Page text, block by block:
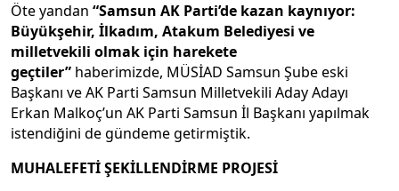
Öte yandan “Samsun AK Parti’de kazan kaynıyor:
Büyükşehir, İlkadım, Atakum Belediyesi ve
milletvekili olmak için harekete
geçtiler” haberimizde, MÜSİAD Samsun Şube eski
Başkanı ve AK Parti Samsun Milletvekili Aday Adayı
Erkan Malkoç’un AK Parti Samsun İl Başkanı yapılmak
istendiğini de gündeme getirmiştik.
MUHALEFETİ ŞEKİLLENDİRME PROJESİ